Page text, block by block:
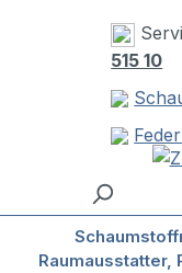
Zum Hauptinhalt
515 10